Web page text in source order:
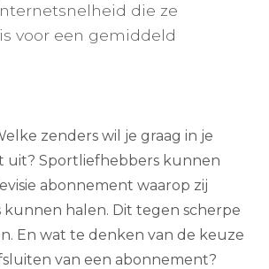
die ze
voor een gemiddeld
zenders wil je graag in je
uit? Sportliefhebbers kunnen
abonnement waarop zij
halen. Dit tegen scherpe
En wat te denken van de keuze
van een abonnement?